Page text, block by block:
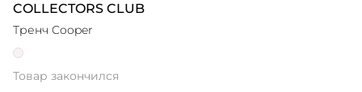
COLLECTORS CLUB
Тренч Cooper
Товар закончился